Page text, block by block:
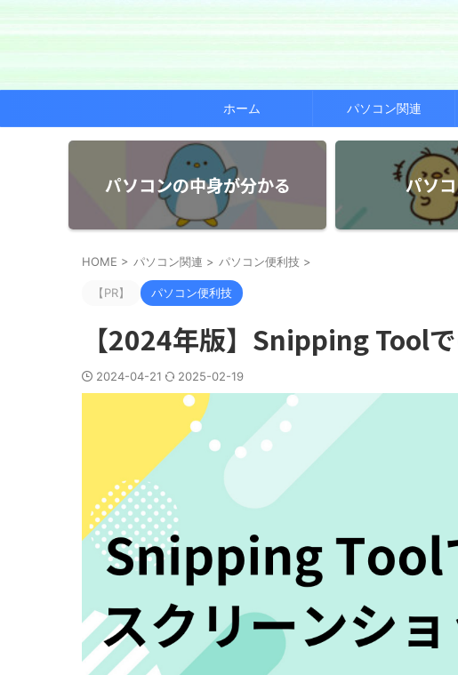
ホーム パソコン関連
パソコンの中身が分かる パソ
HOME > パソコン関連 > パソコン便利技 >
【PR】 パソコン便利技
【2024年版】Snipping Tool
2024-04-21 2025-02-19